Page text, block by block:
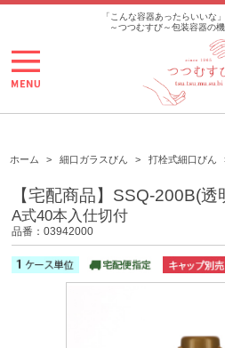
>
「こんな容器あったらいいな
～つつむすび～包装容器の
ホーム > 細口ガラスびん > 打栓式細口びん
【宅配商品】SSQ-200B(透
A式40本入仕切付
品番：03942000